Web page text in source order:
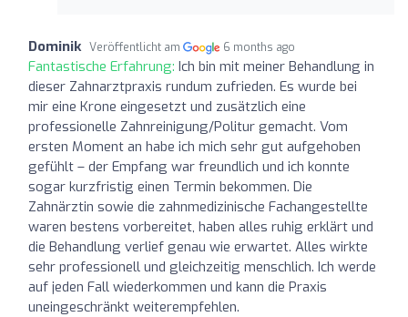
Dominik Veröffentlicht am 6 months ago
Fantastische Erfahrung: Ich bin mit meiner Behandlung in
dieser Zahnarztpraxis rundum zufrieden. Es wurde bei
mir eine Krone eingesetzt und zusätzlich eine
professionelle Zahnreinigung/Politur gemacht. Vom
ersten Moment an habe ich mich sehr gut aufgehoben
gefühlt – der Empfang war freundlich und ich konnte
sogar kurzfristig einen Termin bekommen. Die
Zahnärztin sowie die zahnmedizinische Fachangestellte
waren bestens vorbereitet, haben alles ruhig erklärt und
die Behandlung verlief genau wie erwartet. Alles wirkte
sehr professionell und gleichzeitig menschlich. Ich werde
auf jeden Fall wiederkommen und kann die Praxis
uneingeschränkt weiterempfehlen.